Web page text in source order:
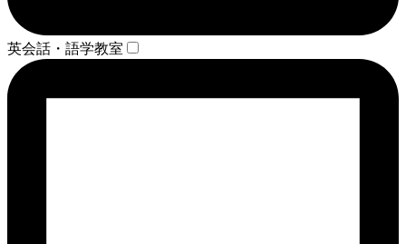
英会話・語学教室